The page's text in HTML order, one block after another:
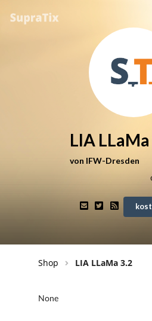
LIA
von IFW-Dresden
Shop LIA LLaMa 3.2